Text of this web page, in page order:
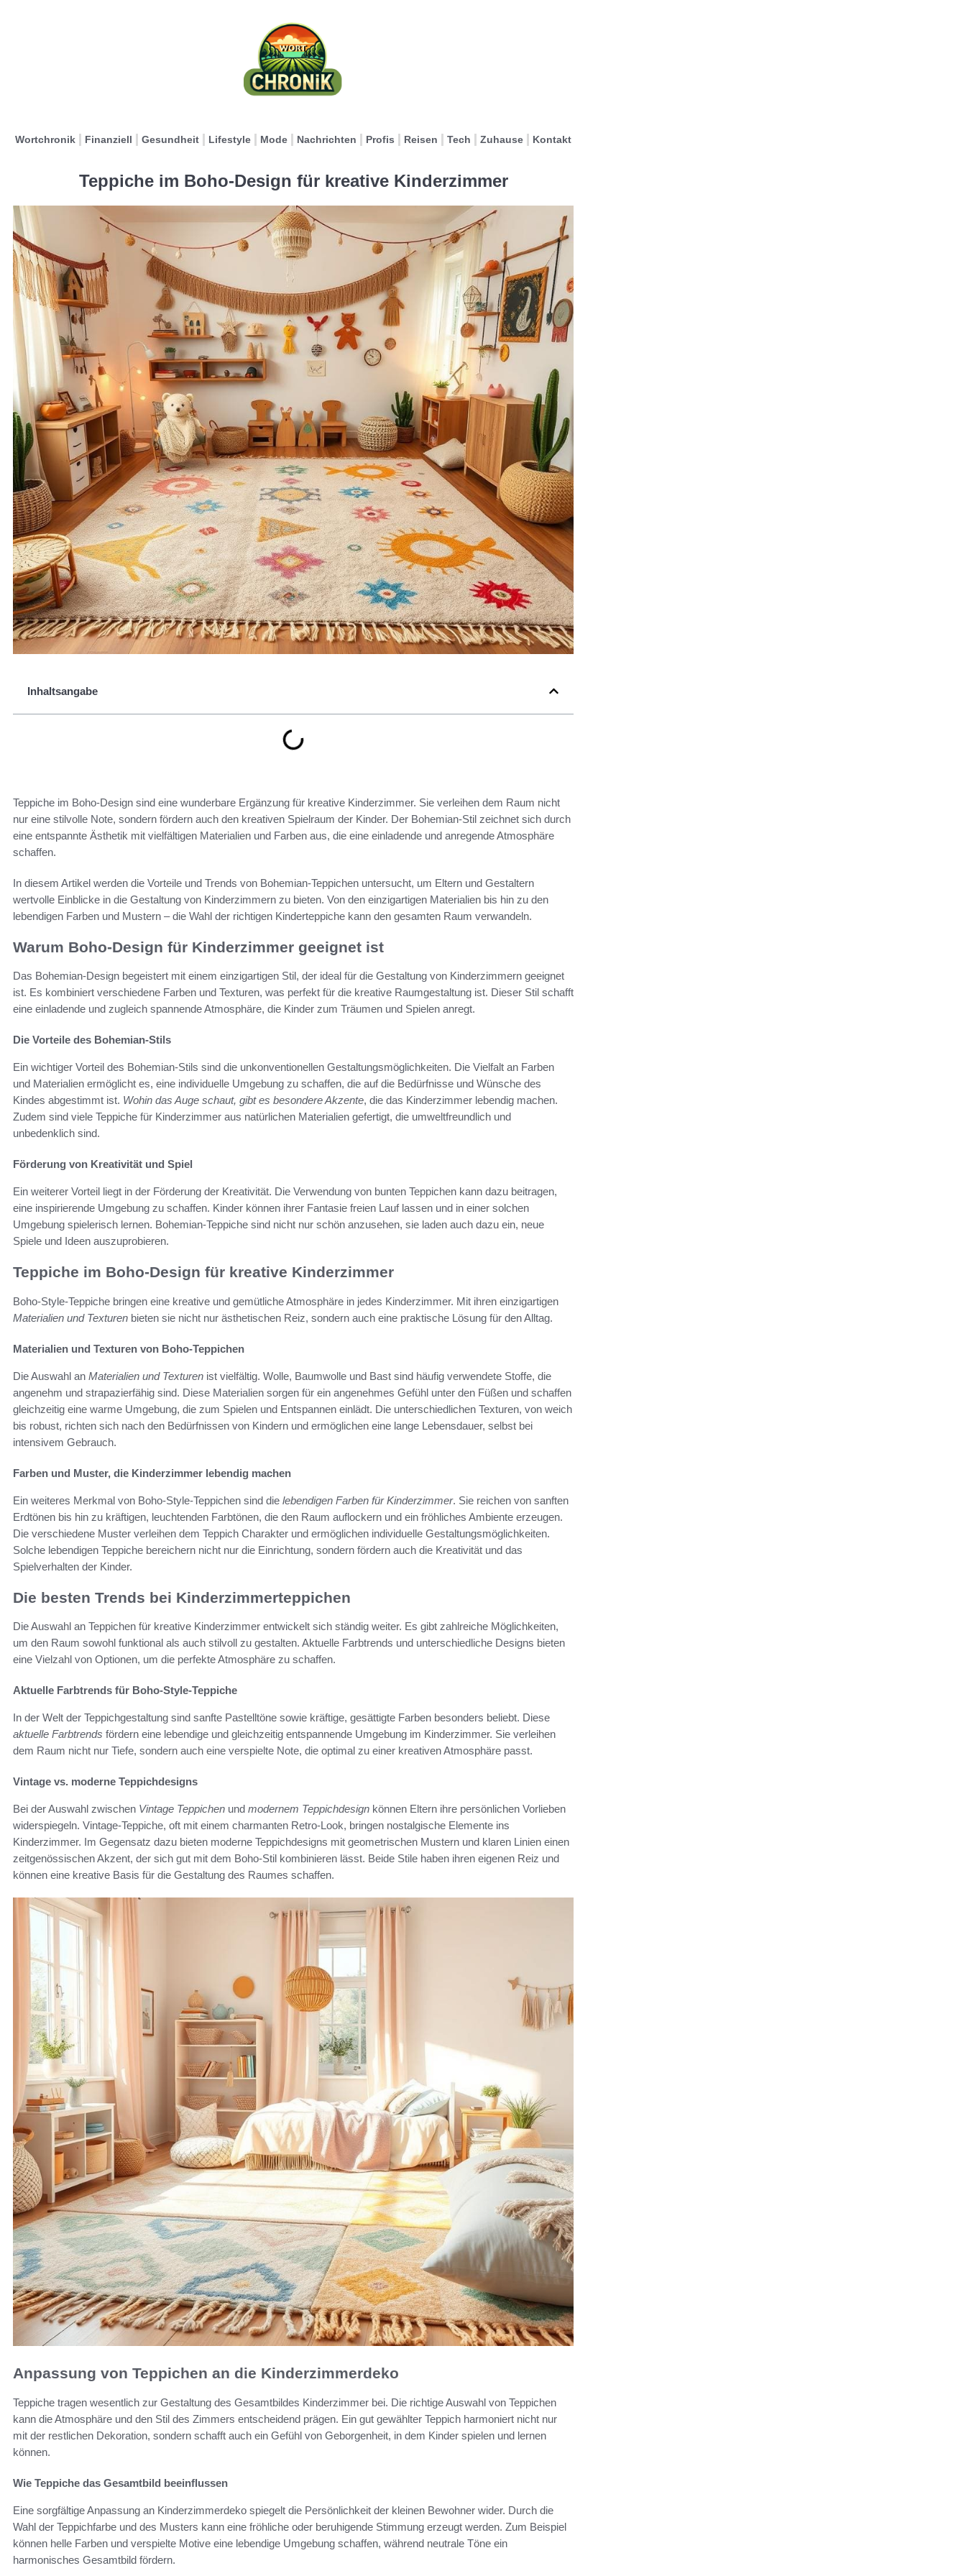
Wortchronik Finanziell Gesundheit Lifestyle Mode Nachrichten Profis Reisen Tech Zuhause Kontakt
Teppiche im Boho-Design für kreative Kinderzimmer
Inhaltsangabe
Teppiche im Boho-Design sind eine wunderbare Ergänzung für kreative Kinderzimmer. Sie verleihen dem Raum nicht
nur eine stilvolle Note, sondern fördern auch den kreativen Spielraum der Kinder. Der Bohemian-Stil zeichnet sich durch
eine entspannte Ästhetik mit vielfältigen Materialien und Farben aus, die eine einladende und anregende Atmosphäre
schaffen.
In diesem Artikel werden die Vorteile und Trends von Bohemian-Teppichen untersucht, um Eltern und Gestaltern
wertvolle Einblicke in die Gestaltung von Kinderzimmern zu bieten. Von den einzigartigen Materialien bis hin zu den
lebendigen Farben und Mustern – die Wahl der richtigen Kinderteppiche kann den gesamten Raum verwandeln.
Warum Boho-Design für Kinderzimmer geeignet ist
Das Bohemian-Design begeistert mit einem einzigartigen Stil, der ideal für die Gestaltung von Kinderzimmern geeignet
ist. Es kombiniert verschiedene Farben und Texturen, was perfekt für die kreative Raumgestaltung ist. Dieser Stil schafft
eine einladende und zugleich spannende Atmosphäre, die Kinder zum Träumen und Spielen anregt.
Die Vorteile des Bohemian-Stils
Ein wichtiger Vorteil des Bohemian-Stils sind die unkonventionellen Gestaltungsmöglichkeiten. Die Vielfalt an Farben
und Materialien ermöglicht es, eine individuelle Umgebung zu schaffen, die auf die Bedürfnisse und Wünsche des
Kindes abgestimmt ist. Wohin das Auge schaut, gibt es besondere Akzente, die das Kinderzimmer lebendig machen.
Zudem sind viele Teppiche für Kinderzimmer aus natürlichen Materialien gefertigt, die umweltfreundlich und
unbedenklich sind.
Förderung von Kreativität und Spiel
Ein weiterer Vorteil liegt in der Förderung der Kreativität. Die Verwendung von bunten Teppichen kann dazu beitragen,
eine inspirierende Umgebung zu schaffen. Kinder können ihrer Fantasie freien Lauf lassen und in einer solchen
Umgebung spielerisch lernen. Bohemian-Teppiche sind nicht nur schön anzusehen, sie laden auch dazu ein, neue
Spiele und Ideen auszuprobieren.
Teppiche im Boho-Design für kreative Kinderzimmer
Boho-Style-Teppiche bringen eine kreative und gemütliche Atmosphäre in jedes Kinderzimmer. Mit ihren einzigartigen
Materialien und Texturen bieten sie nicht nur ästhetischen Reiz, sondern auch eine praktische Lösung für den Alltag.
Materialien und Texturen von Boho-Teppichen
Die Auswahl an Materialien und Texturen ist vielfältig. Wolle, Baumwolle und Bast sind häufig verwendete Stoffe, die
angenehm und strapazierfähig sind. Diese Materialien sorgen für ein angenehmes Gefühl unter den Füßen und schaffen
gleichzeitig eine warme Umgebung, die zum Spielen und Entspannen einlädt. Die unterschiedlichen Texturen, von weich
bis robust, richten sich nach den Bedürfnissen von Kindern und ermöglichen eine lange Lebensdauer, selbst bei
intensivem Gebrauch.
Farben und Muster, die Kinderzimmer lebendig machen
Ein weiteres Merkmal von Boho-Style-Teppichen sind die lebendigen Farben für Kinderzimmer. Sie reichen von sanften
Erdtönen bis hin zu kräftigen, leuchtenden Farbtönen, die den Raum auflockern und ein fröhliches Ambiente erzeugen.
Die verschiedene Muster verleihen dem Teppich Charakter und ermöglichen individuelle Gestaltungsmöglichkeiten.
Solche lebendigen Teppiche bereichern nicht nur die Einrichtung, sondern fördern auch die Kreativität und das
Spielverhalten der Kinder.
Die besten Trends bei Kinderzimmerteppichen
Die Auswahl an Teppichen für kreative Kinderzimmer entwickelt sich ständig weiter. Es gibt zahlreiche Möglichkeiten,
um den Raum sowohl funktional als auch stilvoll zu gestalten. Aktuelle Farbtrends und unterschiedliche Designs bieten
eine Vielzahl von Optionen, um die perfekte Atmosphäre zu schaffen.
Aktuelle Farbtrends für Boho-Style-Teppiche
In der Welt der Teppichgestaltung sind sanfte Pastelltöne sowie kräftige, gesättigte Farben besonders beliebt. Diese
aktuelle Farbtrends fördern eine lebendige und gleichzeitig entspannende Umgebung im Kinderzimmer. Sie verleihen
dem Raum nicht nur Tiefe, sondern auch eine verspielte Note, die optimal zu einer kreativen Atmosphäre passt.
Vintage vs. moderne Teppichdesigns
Bei der Auswahl zwischen Vintage Teppichen und modernem Teppichdesign können Eltern ihre persönlichen Vorlieben
widerspiegeln. Vintage-Teppiche, oft mit einem charmanten Retro-Look, bringen nostalgische Elemente ins
Kinderzimmer. Im Gegensatz dazu bieten moderne Teppichdesigns mit geometrischen Mustern und klaren Linien einen
zeitgenössischen Akzent, der sich gut mit dem Boho-Stil kombinieren lässt. Beide Stile haben ihren eigenen Reiz und
können eine kreative Basis für die Gestaltung des Raumes schaffen.
Anpassung von Teppichen an die Kinderzimmerdeko
Teppiche tragen wesentlich zur Gestaltung des Gesamtbildes Kinderzimmer bei. Die richtige Auswahl von Teppichen
kann die Atmosphäre und den Stil des Zimmers entscheidend prägen. Ein gut gewählter Teppich harmoniert nicht nur
mit der restlichen Dekoration, sondern schafft auch ein Gefühl von Geborgenheit, in dem Kinder spielen und lernen
können.
Wie Teppiche das Gesamtbild beeinflussen
Eine sorgfältige Anpassung an Kinderzimmerdeko spiegelt die Persönlichkeit der kleinen Bewohner wider. Durch die
Wahl der Teppichfarbe und des Musters kann eine fröhliche oder beruhigende Stimmung erzeugt werden. Zum Beispiel
können helle Farben und verspielte Motive eine lebendige Umgebung schaffen, während neutrale Töne ein
harmonisches Gesamtbild fördern.